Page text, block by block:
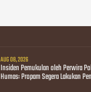
AUG 08, 2026
Insiden Pemukulan oleh Perwira
Humas: Propam Segera Lakukan